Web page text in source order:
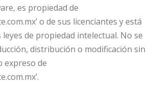
es propiedad de
o de sus licenciantes y está
de propiedad intelectual. No se
distribución o modificación sin
expreso de